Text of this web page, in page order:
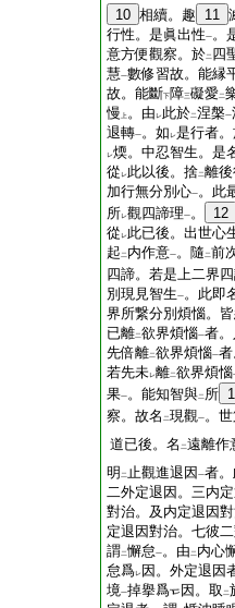
10 相續。趣 11
行性。是眞出性一。
意方便觀察。於二 四
慧一數修習故。能縁
故。能斷下障三礙愛二
慢
上 。由 レ此於二涅槃一
退轉一。如 レ是行者
レ煗。中忍智生。是
從 レ此以後。捨二離
加行無分別心一。此
所レ觀四諦理一。
12
從 レ此已後。出世心
起 二 内作意一。隨 二前
四諦。若是上二界
別現見智生一。此即
界所繋分別煩惱。
已離二欲界煩惱一者
先倍離二欲界煩惱一
若先未レ離二欲界煩惱
果一。能知智與二 所
察。故名 二現觀一。
道已後。名 二遠離作
明 二止觀進退因 一者
二外定退因。三内
對治。及内定退因
定退因對治。七彼
謂二懈怠一。由 二 内心
怠爲レ 因。外定退因
境一掉擧爲 因。取 二